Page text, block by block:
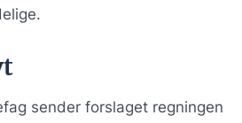
sender forslaget regningen